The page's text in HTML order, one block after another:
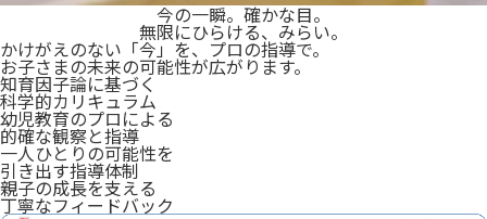
今の一瞬。確かな目。
無限にひらける、みらい。
かけがえのない 「今」を、 プロの指導で。
お子さまの未来の可能性が広がります。
知育因子論に基づく
科学的カリキュラム
幼児教育のプロによる
的確な観察と指導
一人ひとりの可能性を
引き出す指導体制
親子の成長を支える
丁寧なフィードバック